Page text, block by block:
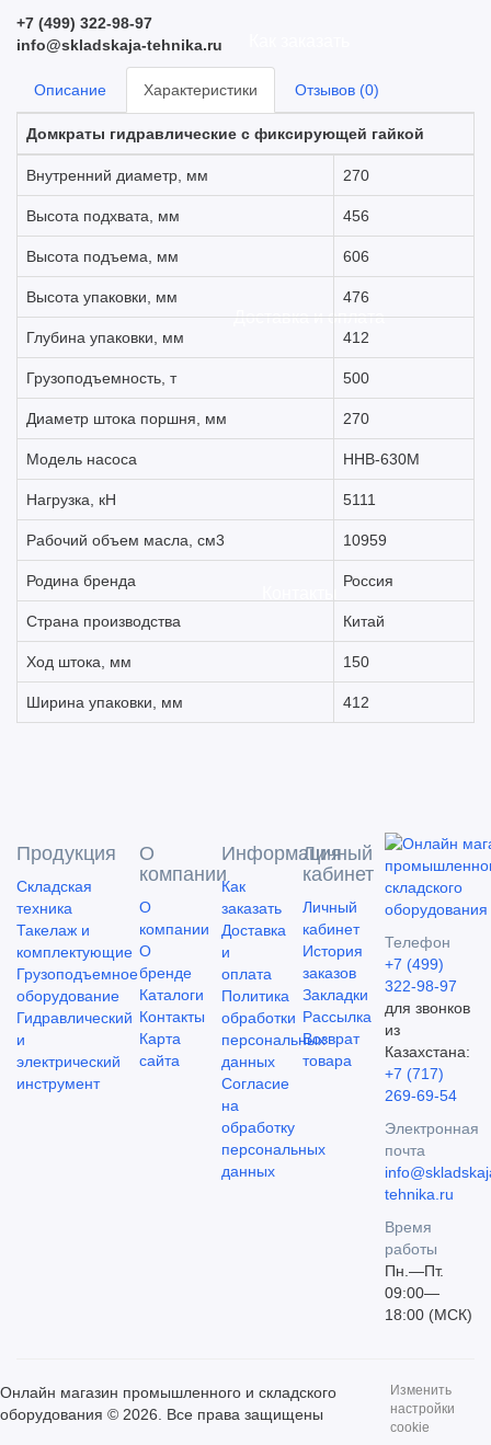
Доставка и оплата
+7 (499) 322-98-97
info@skladskaja-tehnika.ru
Описание Характеристики Отзывов (0)
Домкраты гидравлические с фиксирующей гайкой
Внутренний диаметр, мм 270
Высота подхвата, мм 456
Высота подъема, мм 606
Высота упаковки, мм 476
Глубина упаковки, мм 412
Грузоподъемность, т 500
Диаметр штока поршня, мм 270
Модель насоса HHB-630M
Нагрузка, кН 5111
Рабочий объем масла, см3 10959
Родина бренда Россия
Страна производства Китай
Ход штока, мм 150
Ширина упаковки, мм 412
Продукция
Складская
техника
Такелаж и
комплектующие
Грузоподъемное
оборудование
Гидравлический
и
электрический
инструмент
О
компании
О
компании
О
бренде
Каталоги
Контакты
Карта
сайта
Информация
Как
заказать
Доставка
и
оплата
Политика
обработки
персональных
данных
Согласие
на
обработку
персональных
данных
Личный
кабинет
Личный
кабинет
История
заказов
Закладки
Рассылка
Возврат
товара
Телефон
+7 (499)
322-98-97
для звонков
из
Казахстана:
+7 (717)
269-69-54
Электронная
почта
tehnika.ru
Время
работы
Пн.—Пт.
09:00—
18:00 (МСК)
Онлайн магазин промышленного и складского
оборудования © 2026. Все права защищены
Изменить
настройки
cookie